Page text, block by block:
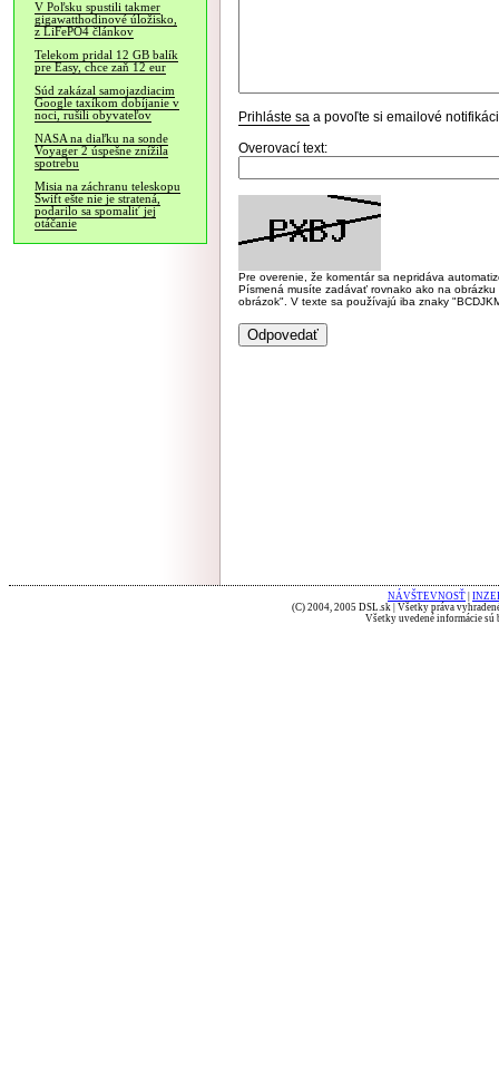
V Poľsku spustili takmer
gigawatthodinové úložisko,
z LiFePO4 článkov
Telekom pridal 12 GB balík
pre Easy, chce zaň 12 eur
Súd zakázal samojazdiacim
Google taxíkom dobíjanie v
noci, rušili obyvateľov
NASA na diaľku na sonde
Voyager 2 úspešne znížila
spotrebu
Misia na záchranu teleskopu
Swift ešte nie je stratená,
podarilo sa spomaliť jej
otáčanie
Prihláste sa a povoľte si emailové
Overovací text:
Pre overenie, že komentár sa nepridáva
Písmená musíte zadávať rovnako ako na
obrázok". V texte sa používajú iba znaky
NÁVŠTEVNOSŤ
(C) 2004, 2005 DSL.sk | Všetky práva
Všetky uvedené informácie sú